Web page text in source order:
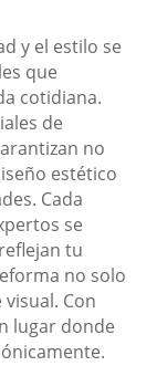
y el estilo se
que
cotidiana.
de
no
estético
Cada
se
tu
no solo
Con
lugar donde